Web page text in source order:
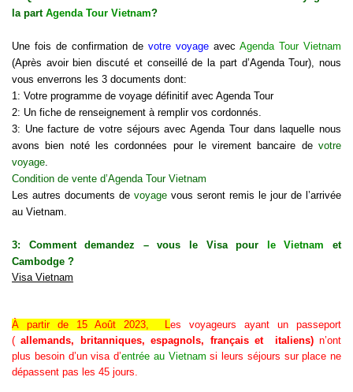
la part Agenda Tour Vietnam?
Une fois de confirmation de votre voyage avec Agenda Tour Vietnam
(Après avoir bien discuté et conseillé de la part d’Agenda Tour), nous
vous enverrons les 3 documents dont:
1: Votre programme de voyage définitif avec Agenda Tour
2: Un fiche de renseignement à remplir vos cordonnés.
3: Une facture de votre séjours avec Agenda Tour dans laquelle nous
avons bien noté les cordonnées pour le virement bancaire de votre
voyage.
Condition de vente d’Agenda Tour Vietnam
Les autres documents de voyage vous seront remis le jour de l’arrivée
au Vietnam.
3: Comment demandez – vous le Visa pour le Vietnam et
Cambodge ?
Visa Vietnam
À partir de 15 Août 2023, Les voyageurs ayant un passeport
(allemands, britanniques, espagnols, français et italiens)n’ont
plus besoin d’un visa d’entrée au Vietnam si leurs séjours sur place ne
dépassent pas les 45 jours.